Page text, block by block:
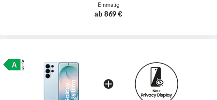
Einmalig
ab 869 €